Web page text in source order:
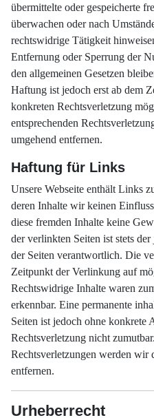
übermittelte oder gespeicherte
überwachen oder nach
rechtswidrige Tätigkeit
Entfernung oder Sperrung der
den allgemeinen Gesetzen
Haftung ist jedoch erst ab dem
konkreten Rechtsverletzung
entsprechenden
umgehend entfernen.
Haftung für Links
Unsere Webseite enthält Links
deren Inhalte wir keinen
diese fremden Inhalte keine
der verlinkten Seiten ist stets
der Seiten verantwortlich. Die
Zeitpunkt der Verlinkung auf
Rechtswidrige Inhalte waren
erkennbar. Eine permanente
Seiten ist jedoch ohne konkrete
Rechtsverletzung nicht
Rechtsverletzungen werden wir
entfernen.
Urheberrecht